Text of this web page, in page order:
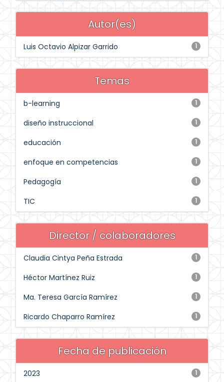
Autor(es)
1
Luis Octavio Alpizar Garrido
Temas
1
b-learning
1
diseño instruccional
1
educación
1
enfoque en competencias
1
Pedagogía
1
TIC
Director / colaboradores
1
Claudia Cintya Peña Estrada
1
Héctor Martínez Ruiz
1
Ma. Teresa García Ramírez
1
Ricardo Chaparro Ramírez
Fecha de publicación
1
2023